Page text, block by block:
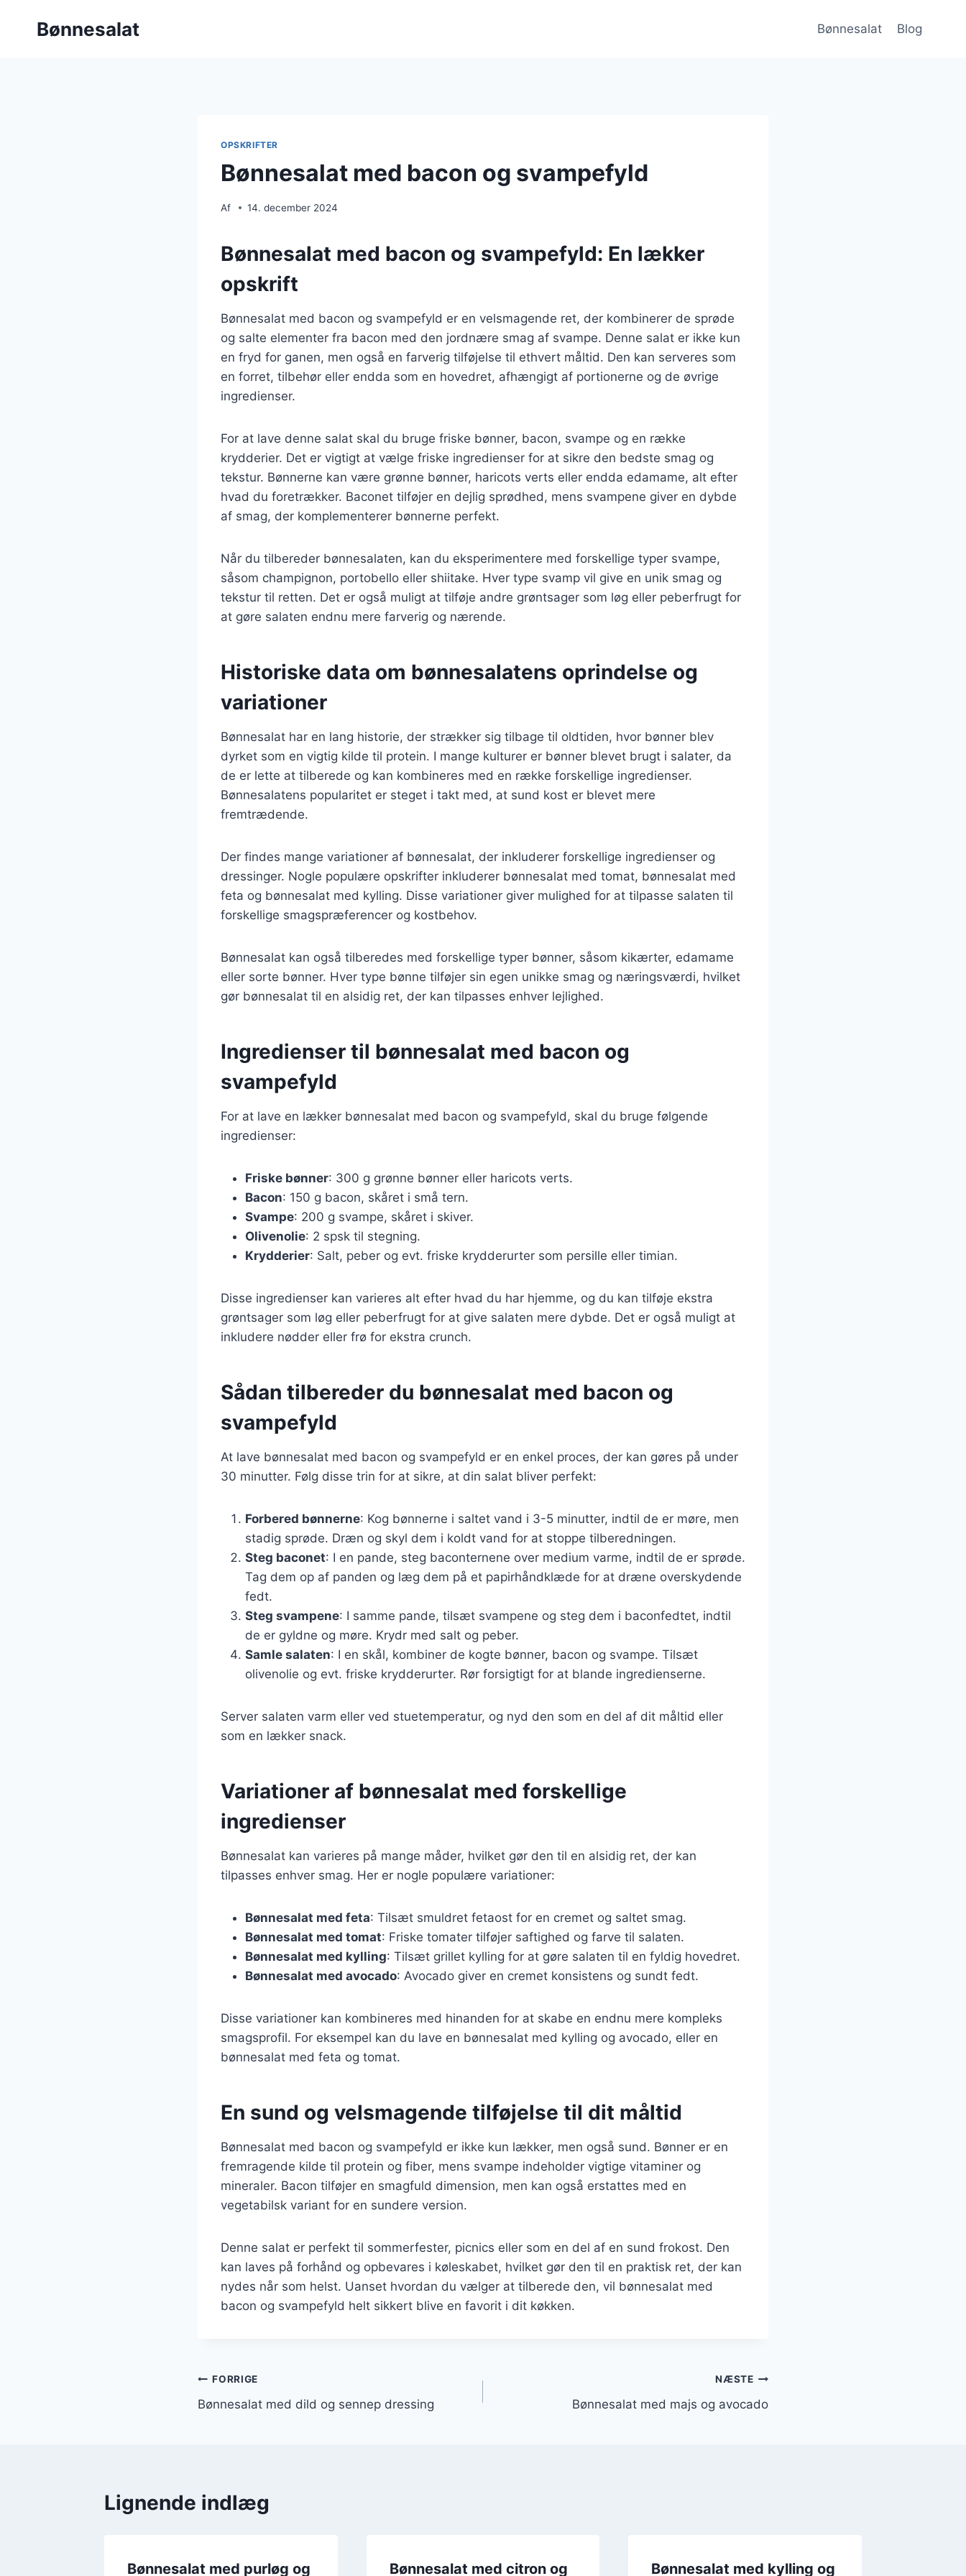
Bønnesalat Bønnesalat Blog
OPSKRIFTER
Bønnesalat med bacon og svampefyld
Af 14. december 2024
Bønnesalat med bacon og svampefyld: En lækker
opskrift
Bønnesalat med bacon og svampefyld er en velsmagende ret, der kombinerer de sprøde
og salte elementer fra bacon med den jordnære smag af svampe. Denne salat er ikke kun
en fryd for ganen, men også en farverig tilføjelse til ethvert måltid. Den kan serveres som
en forret, tilbehør eller endda som en hovedret, afhængigt af portionerne og de øvrige
ingredienser.
For at lave denne salat skal du bruge friske bønner, bacon, svampe og en række
krydderier. Det er vigtigt at vælge friske ingredienser for at sikre den bedste smag og
tekstur. Bønnerne kan være grønne bønner, haricots verts eller endda edamame, alt efter
hvad du foretrækker. Baconet tilføjer en dejlig sprødhed, mens svampene giver en dybde
af smag, der komplementerer bønnerne perfekt.
Når du tilbereder bønnesalaten, kan du eksperimentere med forskellige typer svampe,
såsom champignon, portobello eller shiitake. Hver type svamp vil give en unik smag og
tekstur til retten. Det er også muligt at tilføje andre grøntsager som løg eller peberfrugt for
at gøre salaten endnu mere farverig og nærende.
Historiske data om bønnesalatens oprindelse og
variationer
Bønnesalat har en lang historie, der strækker sig tilbage til oldtiden, hvor bønner blev
dyrket som en vigtig kilde til protein. I mange kulturer er bønner blevet brugt i salater, da
de er lette at tilberede og kan kombineres med en række forskellige ingredienser.
Bønnesalatens popularitet er steget i takt med, at sund kost er blevet mere
fremtrædende.
Der findes mange variationer af bønnesalat, der inkluderer forskellige ingredienser og
dressinger. Nogle populære opskrifter inkluderer bønnesalat med tomat, bønnesalat med
feta og bønnesalat med kylling. Disse variationer giver mulighed for at tilpasse salaten til
forskellige smagspræferencer og kostbehov.
Bønnesalat kan også tilberedes med forskellige typer bønner, såsom kikærter, edamame
eller sorte bønner. Hver type bønne tilføjer sin egen unikke smag og næringsværdi, hvilket
gør bønnesalat til en alsidig ret, der kan tilpasses enhver lejlighed.
Ingredienser til bønnesalat med bacon og
svampefyld
For at lave en lækker bønnesalat med bacon og svampefyld, skal du bruge følgende
ingredienser:
Friske bønner: 300 g grønne bønner eller haricots verts.
Bacon: 150 g bacon, skåret i små tern.
Svampe: 200 g svampe, skåret i skiver.
Olivenolie: 2 spsk til stegning.
Krydderier: Salt, peber og evt. friske krydderurter som persille eller timian.
Disse ingredienser kan varieres alt efter hvad du har hjemme, og du kan tilføje ekstra
grøntsager som løg eller peberfrugt for at give salaten mere dybde. Det er også muligt at
inkludere nødder eller frø for ekstra crunch.
Sådan tilbereder du bønnesalat med bacon og
svampefyld
At lave bønnesalat med bacon og svampefyld er en enkel proces, der kan gøres på under
30 minutter. Følg disse trin for at sikre, at din salat bliver perfekt:
Forbered bønnerne: Kog bønnerne i saltet vand i 3-5 minutter, indtil de er møre, men
stadig sprøde. Dræn og skyl dem i koldt vand for at stoppe tilberedningen.
Steg baconet: I en pande, steg baconternene over medium varme, indtil de er sprøde.
Tag dem op af panden og læg dem på et papirhåndklæde for at dræne overskydende
fedt.
Steg svampene: I samme pande, tilsæt svampene og steg dem i baconfedtet, indtil
de er gyldne og møre. Krydr med salt og peber.
Samle salaten: I en skål, kombiner de kogte bønner, bacon og svampe. Tilsæt
olivenolie og evt. friske krydderurter. Rør forsigtigt for at blande ingredienserne.
Server salaten varm eller ved stuetemperatur, og nyd den som en del af dit måltid eller
som en lækker snack.
Variationer af bønnesalat med forskellige
ingredienser
Bønnesalat kan varieres på mange måder, hvilket gør den til en alsidig ret, der kan
tilpasses enhver smag. Her er nogle populære variationer:
Bønnesalat med feta: Tilsæt smuldret fetaost for en cremet og saltet smag.
Bønnesalat med tomat: Friske tomater tilføjer saftighed og farve til salaten.
Bønnesalat med kylling: Tilsæt grillet kylling for at gøre salaten til en fyldig hovedret.
Bønnesalat med avocado: Avocado giver en cremet konsistens og sundt fedt.
Disse variationer kan kombineres med hinanden for at skabe en endnu mere kompleks
smagsprofil. For eksempel kan du lave en bønnesalat med kylling og avocado, eller en
bønnesalat med feta og tomat.
En sund og velsmagende tilføjelse til dit måltid
Bønnesalat med bacon og svampefyld er ikke kun lækker, men også sund. Bønner er en
fremragende kilde til protein og fiber, mens svampe indeholder vigtige vitaminer og
mineraler. Bacon tilføjer en smagfuld dimension, men kan også erstattes med en
vegetabilsk variant for en sundere version.
Denne salat er perfekt til sommerfester, picnics eller som en del af en sund frokost. Den
kan laves på forhånd og opbevares i køleskabet, hvilket gør den til en praktisk ret, der kan
nydes når som helst. Uanset hvordan du vælger at tilberede den, vil bønnesalat med
bacon og svampefyld helt sikkert blive en favorit i dit køkken.
Indlægsnavigation
FORRIGE
Bønnesalat med dild og sennep dressing
NÆSTE
Bønnesalat med majs og avocado
Lignende indlæg
Bønnesalat med purløg og Bønnesalat med citron og Bønnesalat med kylling og